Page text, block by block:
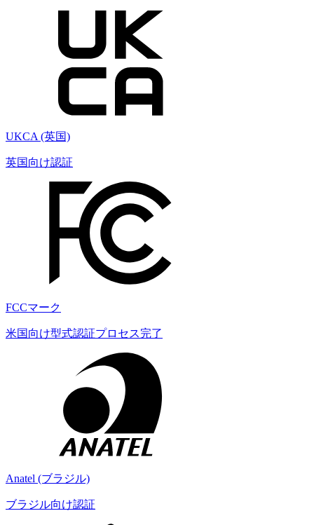
UKCA (英国)
英国向け認証
FCCマーク
米国向け型式認証プロセス完了
Anatel (ブラジル)
ブラジル向け認証